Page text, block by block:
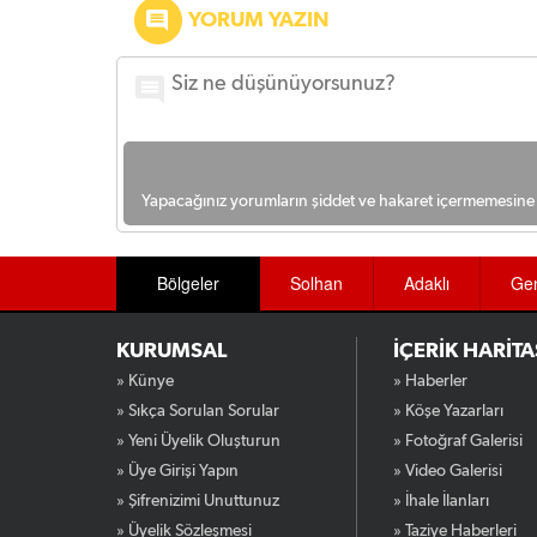
YORUM YAZIN
Yapacağınız yorumların şiddet ve hakaret
Bölgeler Solhan Adaklı
KURUMSAL
» Künye
» Sıkça Sorulan Sorular
» Yeni Üyelik Oluşturun
» Üye Girişi Yapın
» Şifrenizimi Unuttunuz
» Üyelik Sözleşmesi
İÇERİK
» Haberler
» Köşe Yazarları
» Fotoğraf Galerisi
» Video Galerisi
» İhale İlanları
» Taziye Haberleri